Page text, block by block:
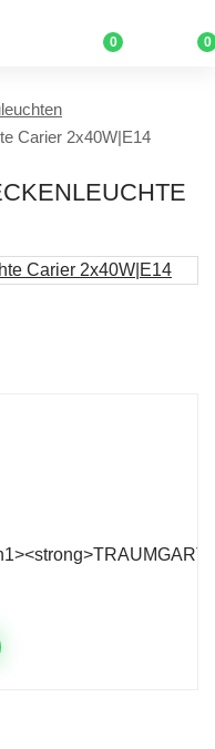
0 0
Carier 2x40W|E14